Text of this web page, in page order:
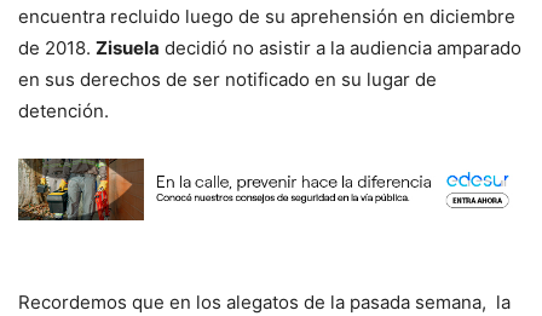
encuentra recluido luego de su aprehensión en diciembre
de 2018. Zisuela decidió no asistir a la audiencia amparado
en sus derechos de ser notificado en su lugar de
detención.
Recordemos que en los alegatos de la pasada semana, la